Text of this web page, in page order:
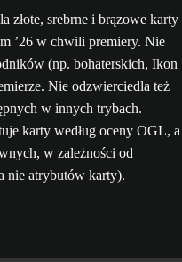
złote, srebrne i brązowe karty
’26 w chwili premiery. Nie
(np. bohaterskich, Ikon
Nie odzwierciedla też
w innych trybach.
karty według oceny OGL, a
w zależności od
nie atrybutów karty).